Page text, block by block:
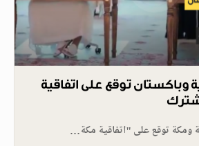
وباكستان توقع على اتفاقية
ومكة توقع على "اتفاقية مكة…